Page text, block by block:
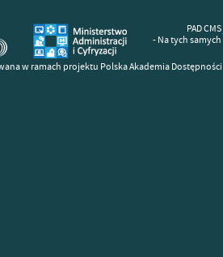
PAD
- Na tych
w ramach projektu Polska Akademia